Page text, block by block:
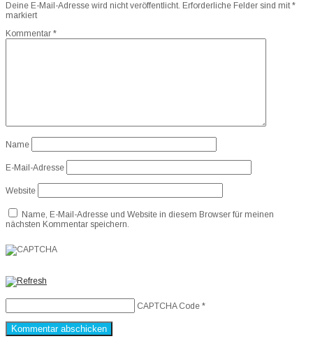
Deine E-Mail-Adresse wird nicht veröffentlicht. Erforderliche Felder sind mit*
markiert
Kommentar *
Name
E-Mail-Adresse
Website
Name, E-Mail-Adresse und Website in diesem Browser für meinen
nächsten Kommentar speichern.
CAPTCHA Code *